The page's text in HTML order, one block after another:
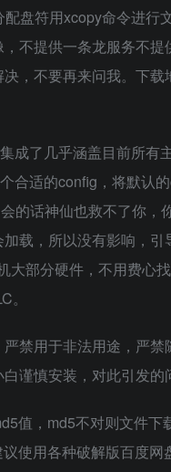
盘符用xcopy命令进
不提供一条龙服务不
，不要再来问我。下
成了几乎涵盖目前所
合适的config，将默认
的话神仙也救不了你
载，所以没有影响，
大部分硬件，不用费心
禁用于非法用途，严
谨慎安装，对此引发的
值，md5不对则文件
使用各种破解版百度网